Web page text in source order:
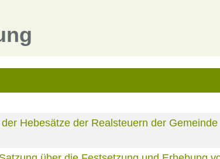
Hebesätze der Realsteuern der Gemeinde